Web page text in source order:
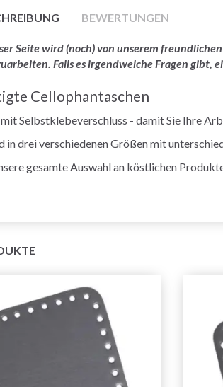
BEWERTUNGEN
Seite wird (noch) von unserem
Falls es irgendwelche Fragen
Cellophantaschen
Selbstklebeverschluss - damit Sie Ihre
in drei verschiedenen Größen mit
gesamte Auswahl an köstlichen